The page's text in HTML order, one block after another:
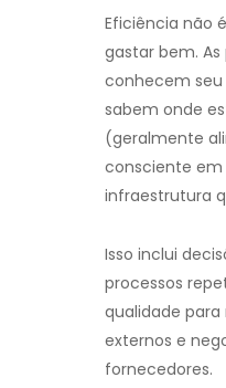
Eficiência não
gastar bem.
conhecem
sabem onde
(geralmente
consciente
infraestrutura
Isso inclui
processos
qualidade
externos e
fornecedores.